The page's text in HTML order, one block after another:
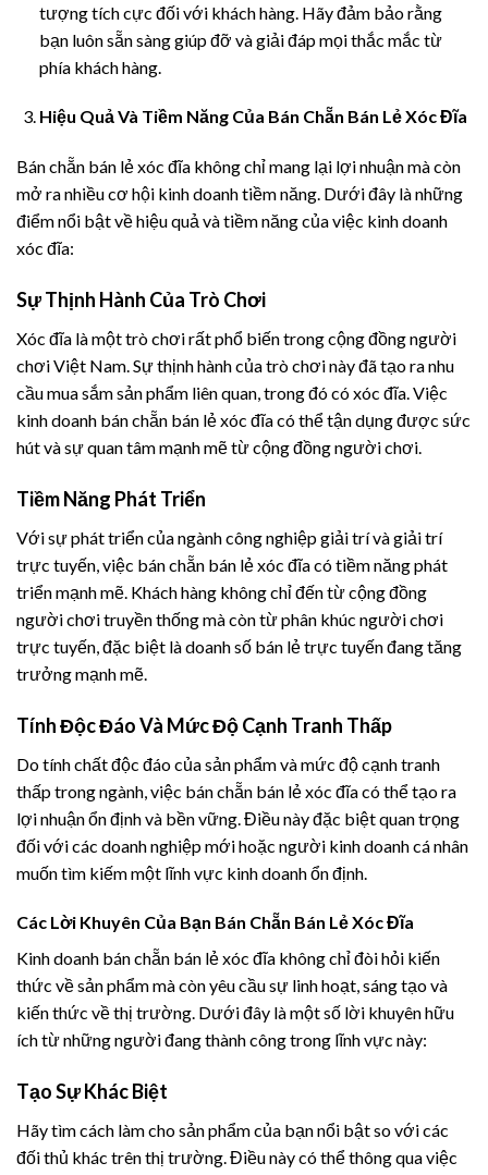
tượng tích cực đối với khách hàng. Hãy đảm bảo rằng
bạn luôn sẵn sàng giúp đỡ và giải đáp mọi thắc mắc từ
phía khách hàng.
Hiệu Quả Và Tiềm Năng Của Bán Chẵn Bán Lẻ Xóc Đĩa
Bán chẵn bán lẻ xóc đĩa không chỉ mang lại lợi nhuận mà còn
mở ra nhiều cơ hội kinh doanh tiềm năng. Dưới đây là những
điểm nổi bật về hiệu quả và tiềm năng của việc kinh doanh
xóc đĩa:
Sự Thịnh Hành Của Trò Chơi
Xóc đĩa là một trò chơi rất phổ biến trong cộng đồng người
chơi Việt Nam. Sự thịnh hành của trò chơi này đã tạo ra nhu
cầu mua sắm sản phẩm liên quan, trong đó có xóc đĩa. Việc
kinh doanh bán chẵn bán lẻ xóc đĩa có thể tận dụng được sức
hút và sự quan tâm mạnh mẽ từ cộng đồng người chơi.
Tiềm Năng Phát Triển
Với sự phát triển của ngành công nghiệp giải trí và giải trí
trực tuyến, việc bán chẵn bán lẻ xóc đĩa có tiềm năng phát
triển mạnh mẽ. Khách hàng không chỉ đến từ cộng đồng
người chơi truyền thống mà còn từ phân khúc người chơi
trực tuyến, đặc biệt là doanh số bán lẻ trực tuyến đang tăng
trưởng mạnh mẽ.
Tính Độc Đáo Và Mức Độ Cạnh Tranh Thấp
Do tính chất độc đáo của sản phẩm và mức độ cạnh tranh
thấp trong ngành, việc bán chẵn bán lẻ xóc đĩa có thể tạo ra
lợi nhuận ổn định và bền vững. Điều này đặc biệt quan trọng
đối với các doanh nghiệp mới hoặc người kinh doanh cá nhân
muốn tìm kiếm một lĩnh vực kinh doanh ổn định.
Các Lời Khuyên Của Bạn Bán Chẵn Bán Lẻ Xóc Đĩa
Kinh doanh bán chẵn bán lẻ xóc đĩa không chỉ đòi hỏi kiến
thức về sản phẩm mà còn yêu cầu sự linh hoạt, sáng tạo và
kiến thức về thị trường. Dưới đây là một số lời khuyên hữu
ích từ những người đang thành công trong lĩnh vực này:
Tạo Sự Khác Biệt
Hãy tìm cách làm cho sản phẩm của bạn nổi bật so với các
đối thủ khác trên thị trường. Điều này có thể thông qua việc